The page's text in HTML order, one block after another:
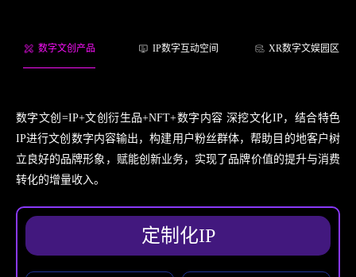
数字文创产品 IP数字互动空间 XR数字文娱园区
数字文创=IP+文创衍生品+NFT+数字内容 深挖文化IP，结合特色
IP进行文创数字内容输出，构建用户粉丝群体，帮助目的地客户树
立良好的品牌形象，赋能创新业务，实现了品牌价值的提升与消费
转化的增量收入。
定制化IP